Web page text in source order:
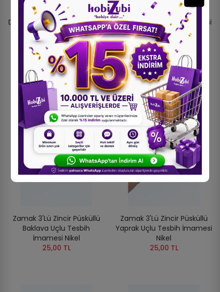
Zamak 3'lü Zincir Püsküllü
Damla Uçlu Tesbih İmamesi
Nikel
25,00 TL
Zamak 3'lü Zincir Püsküllü
Damla Uçlu Tesbih İmamesi
Nikel
25,00 TL
Zamak 3'lü Zincir Püsküllü
Baklava Uçlu Tesbih
İmamesi Nikel
25,00 TL
Zamak 3'lü Zincir Püsküllü
Yaprak Uçlu Tesbih İmamesi
Nikel
25,00 TL